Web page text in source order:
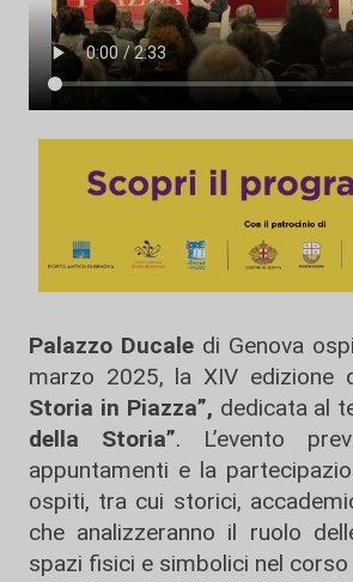
Palazzo Ducaledi Genova
marzo 2025, la XIV edizione
Storia in Piazza”, dedicata al
della Storia”. L’evento
appuntamenti e la
ospiti, tra cui storici,
che analizzeranno il ruolo
spazi fisici e simbolici nel